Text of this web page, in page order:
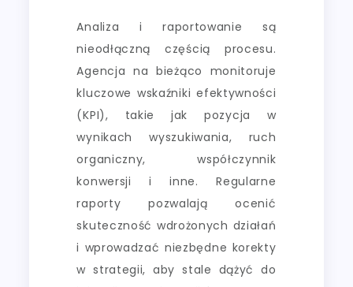
Analiza i raportowanie są
nieodłączną częścią procesu.
Agencja na bieżąco monitoruje
kluczowe wskaźniki efektywności
(KPI), takie jak pozycja w
wynikach wyszukiwania, ruch
organiczny, współczynnik
konwersji i inne. Regularne
raporty pozwalają ocenić
skuteczność wdrożonych działań
i wprowadzać niezbędne korekty
w strategii, aby stale dążyć do